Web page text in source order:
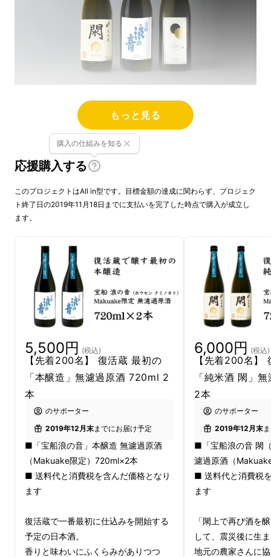
宮城の小さな港町・閖上（ゆりあげ）。この町
には、2011年まで140年に渡り、日本酒を造り
続けてきた酒蔵がありました。
町全体が津波に飲み込まれた、あの日から、約
8年半。ついに、酒蔵が復活し、10月より再び
酒を醸し始めます。
「宝船 浪の音（ホウセン ナミノオト）」の無
濾過原酒を、Makuake限定でお届けいたしま
す。
140年と8年半の思いを詰め込んだこの酒は、
（2019年10月より始動する復活した酒蔵）
もっと見る
応援購入する
購入の仕組みを知る
このプロジェクトはAll in型です。目標金額の達成に関わらず、プロジェク
ト終了日の2019年11月18日までに支払いを完了した時点で購入が成立し
ます。
5,500円 (税込)
【先着200名】 復活蔵 最初の
「本醸造」無濾過原酒 720ml 2
本
のサポーター
2019年12月末までにお届け予定
■「宝船浪の音」本醸造 無濾過原酒
（Makuake限定）720ml×2本
■ 送料代と消費税を含んだ価格となり
ます
復活蔵で一番最初に仕込みを開始する
予定の日本酒。
香りと味わいにふくらみがありつつ
6,000円 (税込)
【先着200名】
「純米酒 閖」
2本
のサポーター
2019年12月末
■「宝船浪の音 閖
濾過原酒（
■ 送料代と消費税
ます
「閖上で再び酒を
して、震災後に生
地元の農家さんに